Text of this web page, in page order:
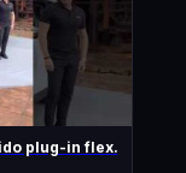
plug-in flex.